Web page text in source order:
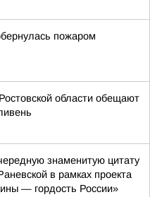
пожаром
области обещают
знаменитую цитату
в рамках проекта
— гордость России»